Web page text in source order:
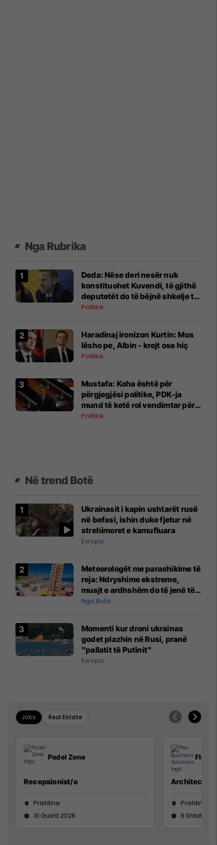
Nga Rubrika
Deda: Nëse deri nesër nuk
konstituohet Kuvendi, të gjithë
deputetët do të bëjnë shkelje të
rëndë kushtetuese
Politikë
Haradinaj ironizon Kurtin: Mos
lësho pe, Albin - krejt ose hiç
Politikë
Mustafa: Koha është për
përgjegjësi politike, PDK-ja
mund të ketë rol vendimtar për
qeverinë e re
Politikë
Në trend Botë
Ukrainasit i kapin ushtarët rusë
në befasi, ishin duke fjetur në
strehimoret e kamufluara
Evropa
Meteorologët me parashikime të
reja: Ndryshime ekstreme,
muajt e ardhshëm do të jenë të
pazakontë
Nga Bota
Momenti kur droni ukrainas
godet plazhin në Rusi, pranë
"pallatit të Putinit"
Evropa
Jobs Real Estate
Padel Zone
Recepsionist/e
Prishtine
31 Gusht 2026
Flex
Architect
Prishtinë
6 Shtator